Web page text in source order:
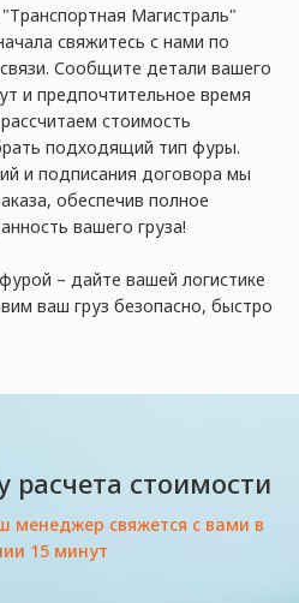
Магистраль"
свяжитесь с нами по
Сообщите детали вашего
и предпочтительное время
стоимость
подходящий тип фуры.
и подписания договора мы
обеспечив полное
вашего груза!
– дайте вашей логистике
ваш груз безопасно, быстро
расчета стоимости
менеджер свяжется с вами в
15 минут